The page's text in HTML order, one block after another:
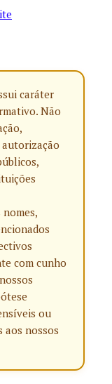
caráter
Não
com cunho
ou
aos nossos